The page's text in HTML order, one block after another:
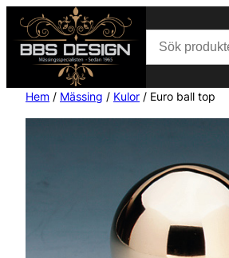
Hem / Mässing / Kulor / Euro ball top